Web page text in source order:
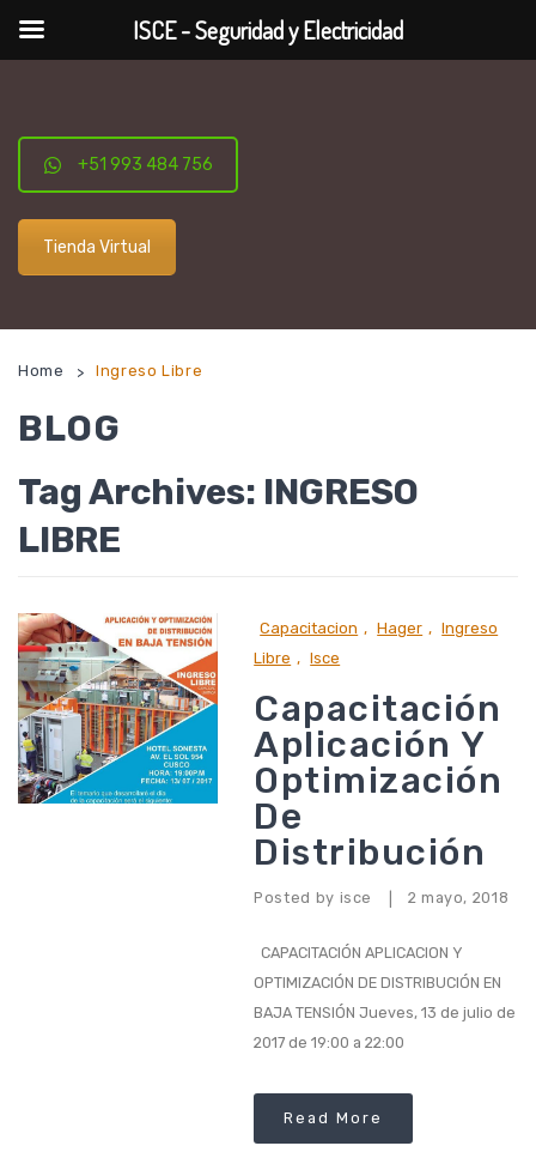
+51 993 484 756
Tienda Virtual
Home > Ingreso Libre
BLOG
Tag Archives: INGRESO
LIBRE
Capacitacion , Hager , Ingreso
Libre , Isce
Capacitación
Aplicación Y
Optimización
De
Distribución
Posted by isce 2 mayo, 2018
CAPACITACIÓN APLICACION Y
OPTIMIZACIÓN DE DISTRIBUCIÓN EN
BAJA TENSIÓN Jueves, 13 de julio de
2017 de 19:00 a 22:00
Read More
ISCE - Seguridad y Electricidad